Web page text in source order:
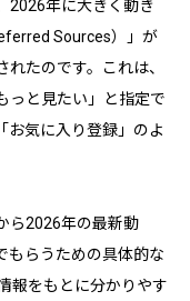
2026年に大きく動き
Sources）」が
たのです。これは、
っと見たい」と指定で
お気に入り登録」のよ
ら2026年の最新動
もらうための具体的な
報をもとに分かりやす